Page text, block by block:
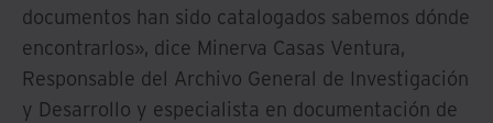
documentos han sido catalogados sabemos dónde
encontrarlos», dice Minerva Casas Ventura,
Responsable del Archivo General de Investigación
y Desarrollo y especialista en documentación de